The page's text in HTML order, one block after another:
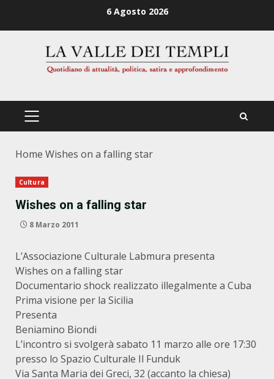
6 Agosto 2026
PRIMÄRES
Home Wishes on a falling star
Cultura
Wishes on a falling star
8 Marzo 2011
L’Associazione Culturale Labmura presenta
Wishes on a falling star
Documentario shock realizzato illegalmente a Cuba
Prima visione per la Sicilia
Presenta
Beniamino Biondi
L’incontro si svolgerà sabato 11 marzo alle ore 17:30
presso lo Spazio Culturale Il Funduk
Via Santa Maria dei Greci, 32 (accanto la chiesa)